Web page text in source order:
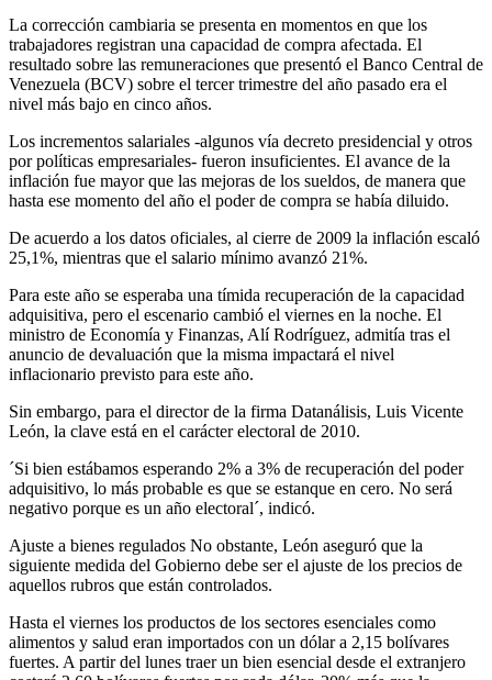
La corrección cambiaria se presenta en momentos en que los
trabajadores registran una capacidad de compra afectada. El
resultado sobre las remuneraciones que presentó el Banco Central de
Venezuela (BCV) sobre el tercer trimestre del año pasado era el
nivel más bajo en cinco años.
Los incrementos salariales -algunos vía decreto presidencial y otros
por políticas empresariales- fueron insuficientes. El avance de la
inflación fue mayor que las mejoras de los sueldos, de manera que
hasta ese momento del año el poder de compra se había diluido.
De acuerdo a los datos oficiales, al cierre de 2009 la inflación escaló
25,1%, mientras que el salario mínimo avanzó 21%.
Para este año se esperaba una tímida recuperación de la capacidad
adquisitiva, pero el escenario cambió el viernes en la noche. El
ministro de Economía y Finanzas, Alí Rodríguez, admitía tras el
anuncio de devaluación que la misma impactará el nivel
inflacionario previsto para este año.
Sin embargo, para el director de la firma Datanálisis, Luis Vicente
León, la clave está en el carácter electoral de 2010.
´Si bien estábamos esperando 2% a 3% de recuperación del poder
adquisitivo, lo más probable es que se estanque en cero. No será
negativo porque es un año electoral´, indicó.
Ajuste a bienes regulados No obstante, León aseguró que la
siguiente medida del Gobierno debe ser el ajuste de los precios de
aquellos rubros que están controlados.
Hasta el viernes los productos de los sectores esenciales como
alimentos y salud eran importados con un dólar a 2,15 bolívares
fuertes. A partir del lunes traer un bien esencial desde el extranjero